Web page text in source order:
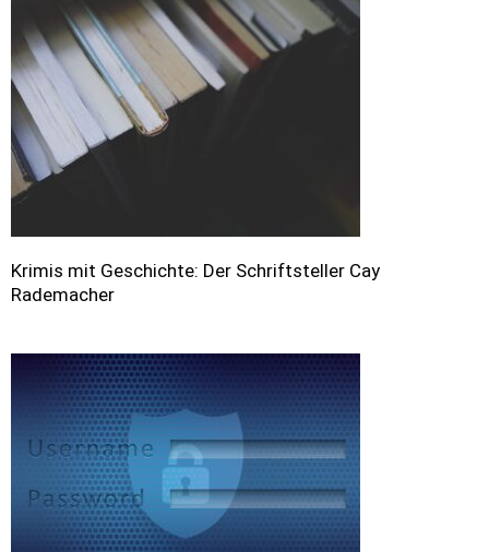
Krimis mit Geschichte: Der Schriftsteller Cay
Rademacher